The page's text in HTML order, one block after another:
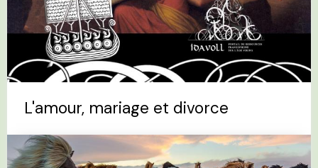
L'amour, mariage et divorce